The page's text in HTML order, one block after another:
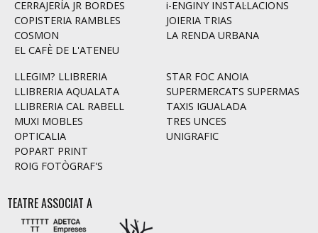
CERRAJERÍA JR BORDES
COPISTERIA RAMBLES
COSMON
EL CAFÈ DE L'ATENEU
i-ENGINY INSTAL·LACIONS
JOIERIA TRIAS
LA RENDA URBANA
LLEGIM? LLIBRERIA
LLIBRERIA AQUALATA
LLIBRERIA CAL RABELL
MUXI MOBLES
OPTICALIA
POPART PRINT
ROIG FOTÒGRAF'S
STAR FOC ANOIA
SUPERMERCATS SUPERMAS
TAXIS IGUALADA
TRES UNCES
UNIGRAFIC
TEATRE ASSOCIAT A